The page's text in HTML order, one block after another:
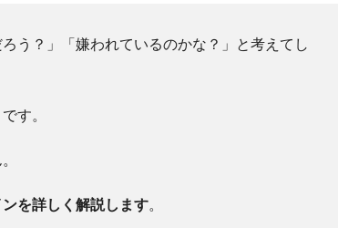
う？」「嫌われているのかな？」と考えてし
す。
を詳しく解説します。